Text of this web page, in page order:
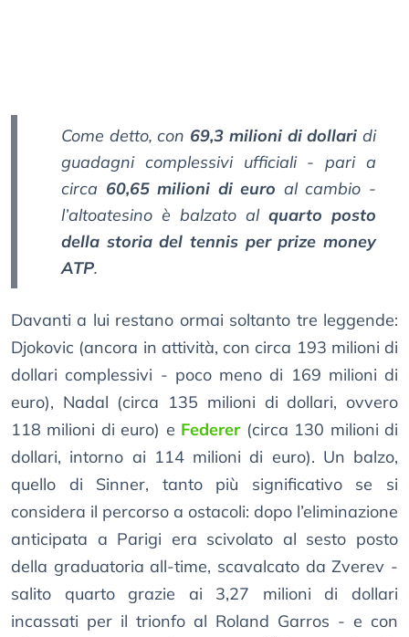
Come detto, con 69,3 milioni di dollari di
guadagni complessivi ufficiali - pari a
circa 60,65 milioni di euro al cambio -
l’altoatesino è balzato al quarto posto
della storia del tennis per prize money
ATP.
Davanti a lui restano ormai soltanto tre leggende:
Djokovic (ancora in attività, con circa 193 milioni di
dollari complessivi - poco meno di 169 milioni di
euro), Nadal (circa 135 milioni di dollari, ovvero
118 milioni di euro) e Federer (circa 130 milioni di
dollari, intorno ai 114 milioni di euro). Un balzo,
quello di Sinner, tanto più significativo se si
considera il percorso a ostacoli: dopo l’eliminazione
anticipata a Parigi era scivolato al sesto posto
della graduatoria all-time, scavalcato da Zverev -
salito quarto grazie ai 3,27 milioni di dollari
incassati per il trionfo al Roland Garros - e con